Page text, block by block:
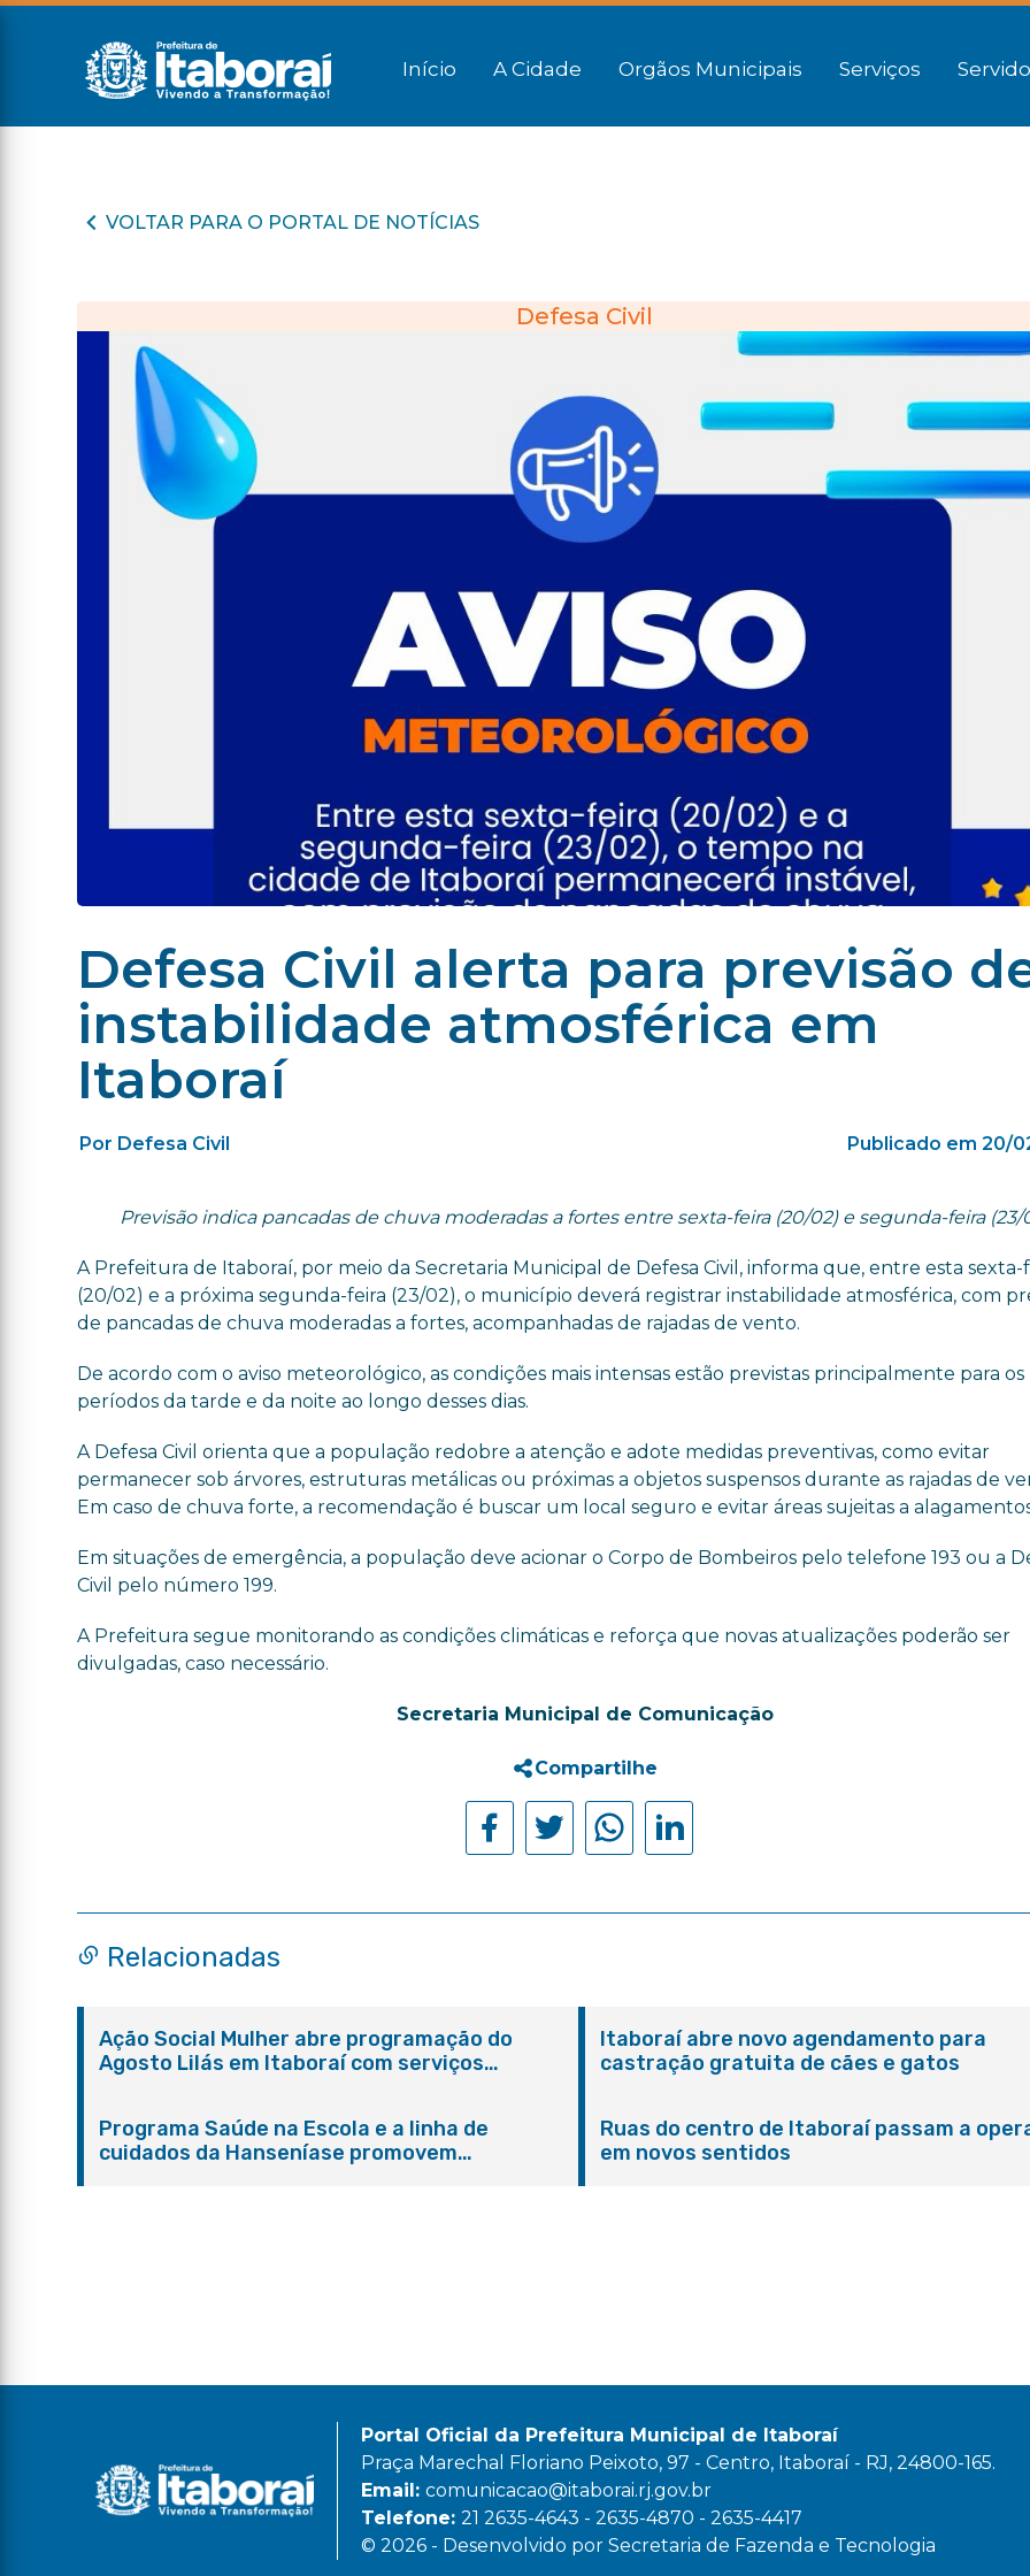
Início A Cidade Orgãos Municipais Serviços
VOLTAR PARA O PORTAL DE NOTÍCIAS
Defesa Civil
Defesa Civil alerta para previsão
instabilidade atmosférica em
Itaboraí
Por Defesa Civil Publicado em 20/
Previsão indica pancadas de chuva moderadas a fortes entre sexta-feira (20/02) e segunda-feira (23/
A Prefeitura de Itaboraí, por meio da Secretaria Municipal de Defesa Civil, informa que, entre esta sexta-
(20/02) e a próxima segunda-feira (23/02), o município deverá registrar instabilidade atmosférica, com
de pancadas de chuva moderadas a fortes, acompanhadas de rajadas de vento.
De acordo com o aviso meteorológico, as condições mais intensas estão previstas principalmente para os
períodos da tarde e da noite ao longo desses dias.
A Defesa Civil orienta que a população redobre a atenção e adote medidas preventivas, como evitar
permanecer sob árvores, estruturas metálicas ou próximas a objetos suspensos durante as rajadas de
Em caso de chuva forte, a recomendação é buscar um local seguro e evitar áreas sujeitas a
Em situações de emergência, a população deve acionar o Corpo de Bombeiros pelo telefone 193 ou a
Civil pelo número 199.
A Prefeitura segue monitorando as condições climáticas e reforça que novas atualizações poderão ser
divulgadas, caso necessário.
Secretaria Municipal de Comunicação
Compartilhe
Relacionadas
Ação Social Mulher abre programação do
Agosto Lilás em Itaboraí com serviços
Itaboraí abre novo agendamento para
castração gratuita de cães e gatos
Programa Saúde na Escola e a linha de
cuidados da Hanseníase promovem
Ruas do centro de Itaboraí passam a
em novos sentidos
Portal Oficial da Prefeitura Municipal de Itaboraí
Praça Marechal Floriano Peixoto, 97 - Centro, Itaboraí - RJ, 24800-165.
Email:comunicacao@itaborai.rj.gov.br
Telefone:21 2635-4643 - 2635-4870 - 2635-4417
© 2026 - Desenvolvido por Secretaria de Fazenda e Tecnologia